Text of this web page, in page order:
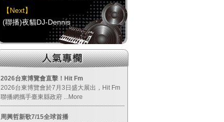
【Next】
(聯播)夜貓DJ-Dennis
【HitFm正在進行】
(聯播)
OH YA DJ-木木
【Next】
(聯播)夜貓DJ-Dennis
2026台東博覽會直擊！Hit Fm
2026台東博覽會於7月3日盛大展出，Hit Fm
聯播網攜手臺東縣政府 ...More
周興哲新歌7/15全球首播